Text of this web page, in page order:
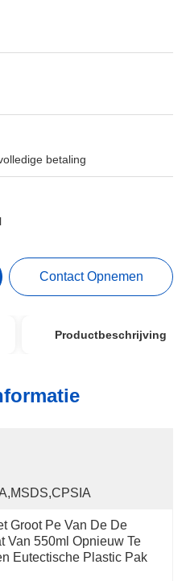
betaling
Contact Opnemen
Productbeschrijving
Groot Pe Van De De
Van 550ml Opnieuw Te
Eutectische Plastic Pak